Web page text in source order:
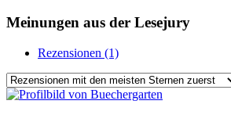
Meinungen aus der Lesejury
Rezensionen (1)